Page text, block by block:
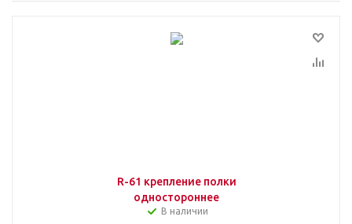
R-61 крепление полки
одностороннее
В наличии